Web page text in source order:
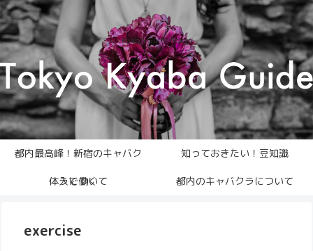
Kyaba Guide Tokyo
都内最高峰！新宿のキャバク
ラで働く
知っておきたい！豆知識
体入について 都内のキャバクラについて
exercise